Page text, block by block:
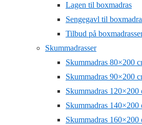
Lagen til boxmadras
Sengegavl til
Tilbud på
Skummadrasser
Skummadras 80×200
Skummadras 90×200
Skummadras 120×200
Skummadras 140×200
Skummadras 160×200